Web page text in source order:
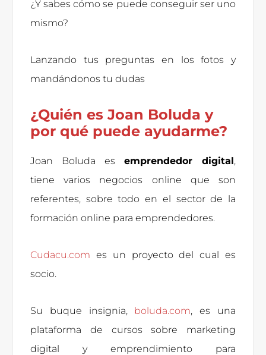
¿Y sabes cómo se puede conseguir ser uno
mismo?
Lanzando tus preguntas en los fotos y
mandándonos tu dudas
¿Quién es Joan Boluda y
por qué puede ayudarme?
Joan Boluda es emprendedor digital,
tiene varios negocios online que son
referentes, sobre todo en el sector de la
formación online para emprendedores.
Cudacu.com es un proyecto del cual es
socio.
Su buque insignia, boluda.com, es una
plataforma de cursos sobre marketing
digital y emprendimiento para